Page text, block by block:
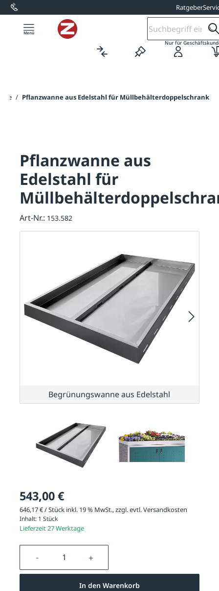
springen Ratgeber
Nur für
/ Pflanzwanne aus Edelstahl für Müllbehälterdoppelschrank
543,00 €
646,17 € / Stück inkl. 19 % MwSt., zzgl. evtl.Versandkosten
Inhalt: 1 Stück
Lieferzeit 27 Werktage
Produkt Anzahl: Gib den
In den Warenkorb
Pflanzwanne aus
Edelstahl für
Art-Nr.: 153.582
Begrünungswanne aus Edelstahl